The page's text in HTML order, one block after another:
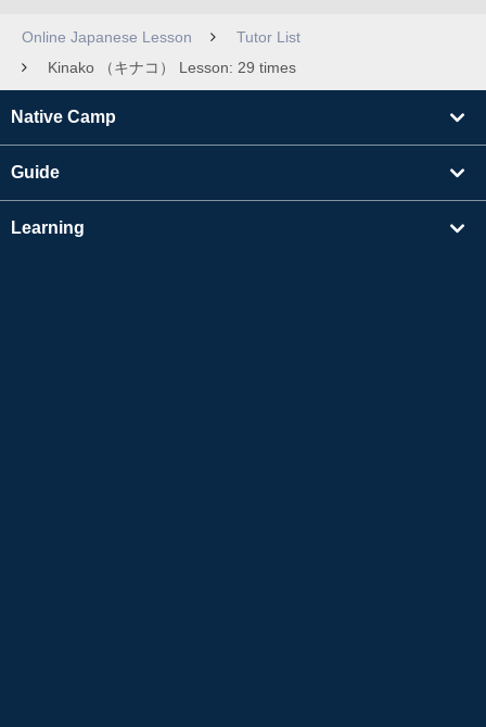
Online Japanese Lesson
Tutor List
Kinako （キナコ） Lesson: 29 times
Native Camp
Guide
Learning